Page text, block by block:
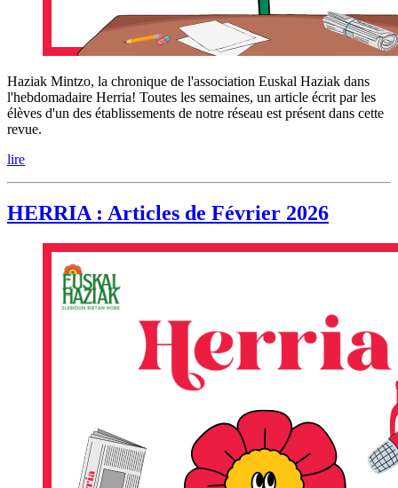
Haziak Mintzo, la chronique de l'association Euskal Haziak dans
l'hebdomadaire Herria! Toutes les semaines, un article écrit par les
élèves d'un des établissements de notre réseau est présent dans cette
revue.
lire
HERRIA : Articles de Février 2026